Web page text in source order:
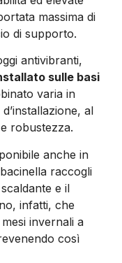
massima di
di supporto.
antivibranti,
sulle basi
varia in
al
robustezza.
anche in
raccogli
e il
infatti, che
invernali a
così